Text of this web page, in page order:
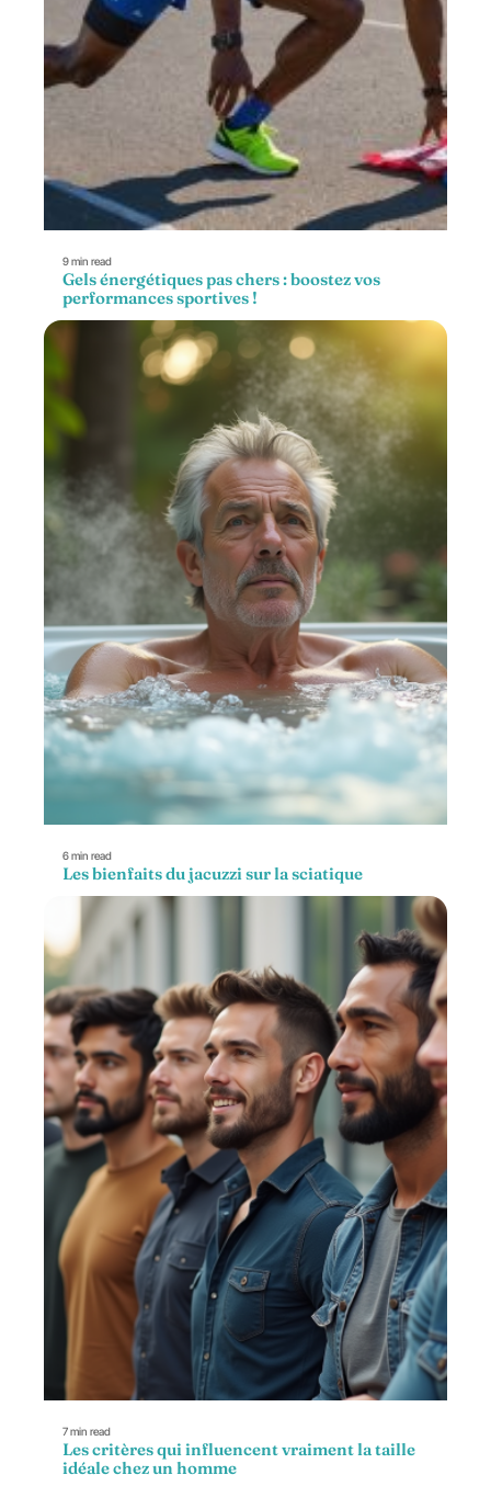
9 min read
Gels énergétiques pas chers : boostez vos
performances sportives !
6 min read
Les bienfaits du jacuzzi sur la sciatique
7 min read
Les critères qui influencent vraiment la taille
idéale chez un homme